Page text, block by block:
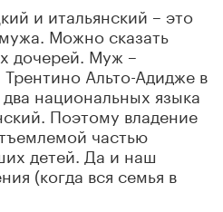
и итальянский – это
Можно сказать
дочерей. Муж –
Альто-Адидже в
национальных языка
Поэтому владение
частью
детей. Да и наш
(когда вся семья в